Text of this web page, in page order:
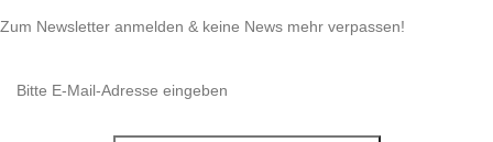
Zum Newsletter anmelden & keine News mehr verpassen!